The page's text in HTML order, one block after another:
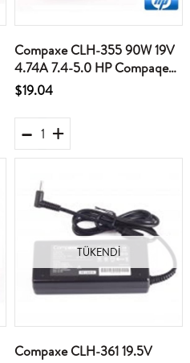
Compaxe CLH-355 90W 19V
4.74A 7.4-5.0 HP Compaqe
Notebook Adaptörü
$19.04
TÜKENDI
Compaxe CLH-361 19.5V